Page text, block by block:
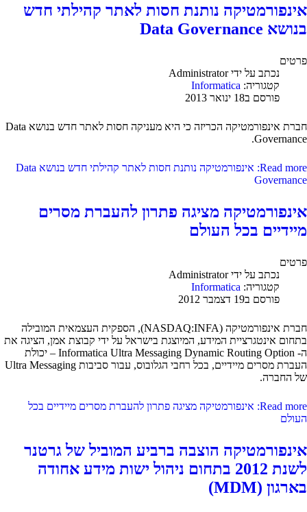
אינפורמטיקה נותנת חסות לאתר קהילתי חדש
בנושא Data Governance
פרטים
נכתב על ידיAdministrator
קטגוריה: Informatica
פורסם ב18 ינואר 2013
חברת אינפורמטיקה הכריזה כי היא מעניקה חסות לאתר חדש בנושא Data
Governance.
Read more: אינפורמטיקה נותנת חסות לאתר קהילתי חדש בנושא Data
Governance
אינפורמטיקה מציגה פתרון להעברת מסרים
מיידיים בכל העולם
פרטים
נכתב על ידיAdministrator
קטגוריה: Informatica
פורסם ב19 דצמבר 2012
חברת אינפורמטיקה (NASDAQ:INFA), הספקית העצמאית המובילה
בתחום אינטגרציית המידע, המיוצגת בישראל על ידי קבוצת אמן, הציגה את
ה- Informatica Ultra Messaging Dynamic Routing Option – יכולת
העברת מסרים מיידיים, בכל רחבי הגלובוס, עבור סביבות Ultra Messaging
של החברה.
Read more: אינפורמטיקה מציגה פתרון להעברת מסרים מיידיים בכל
העולם
אינפורמטיקה הוצבה ברביע המוביל של גרטנר
לשנת 2012 בתחום ניהול ישות מידע אחודה
בארגון (MDM)